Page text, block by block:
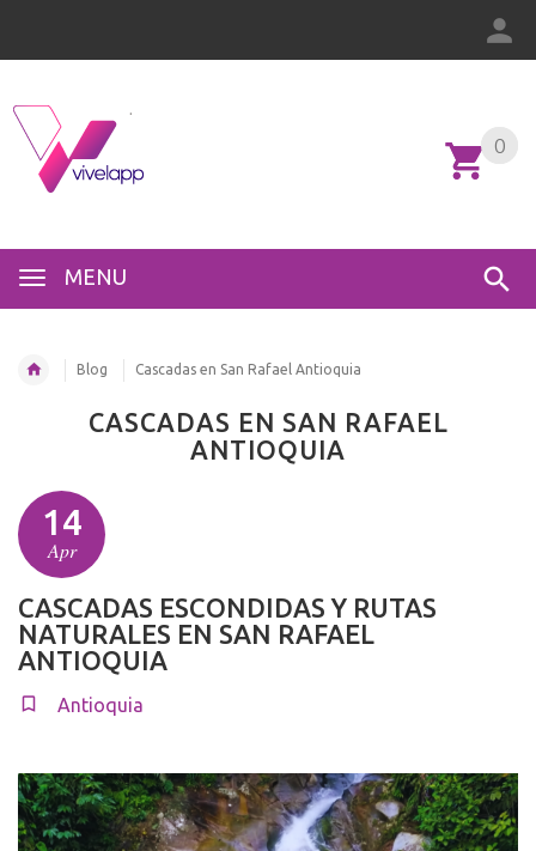
0
MENU
0
Blog Cascadas en San Rafael Antioquia
CASCADAS EN SAN RAFAEL
ANTIOQUIA
14
Apr
CASCADAS ESCONDIDAS Y RUTAS
NATURALES EN SAN RAFAEL
ANTIOQUIA
Antioquia